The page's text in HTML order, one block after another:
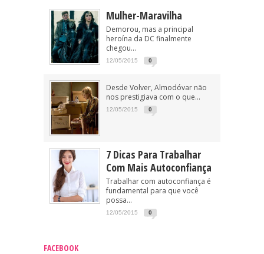
Mulher-Maravilha
Demorou, mas a principal
heroína da DC finalmente
chegou...
12/05/2015 0
Desde Volver, Almodóvar não
nos prestigiava com o que...
12/05/2015 0
7 Dicas Para Trabalhar
Com Mais Autoconfiança
Trabalhar com autoconfiança é
fundamental para que você
possa...
12/05/2015 0
FACEBOOK